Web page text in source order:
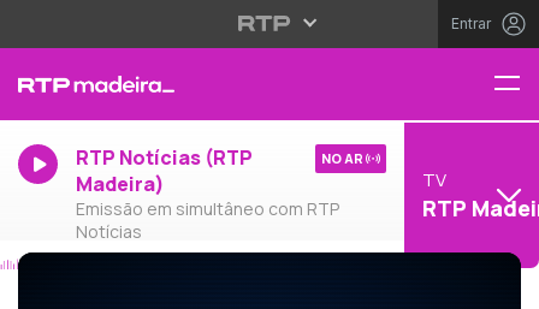
Entrar
RTP Notícias (RTP
Madeira)
Emissão em simultâneo com RTP
Notícias
NO AR
TV
RTP